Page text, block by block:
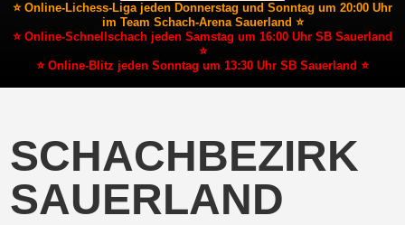
⭐ Online-Lichess-Liga jeden Donnerstag und Sonntag um 20:00 Uhr
im Team Schach-Arena Sauerland ⭐
⭐ Online-Schnellschach jeden Samstag um 16:00 Uhr SB Sauerland
⭐
⭐ Online-Blitz jeden Sonntag um 13:30 Uhr SB Sauerland ⭐
SCHACHBEZIRK
SAUERLAND